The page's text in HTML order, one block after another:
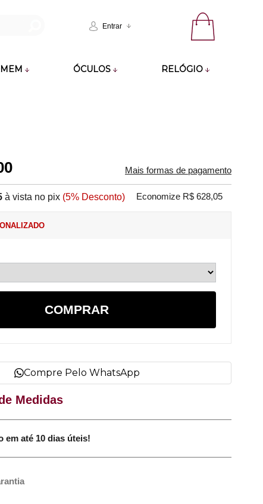
Entrar
ÓCULOS RELÓGIO
Mais formas de pagamento
à vista no pix (5% Desconto) Economize R$ 628,05
COMPRAR
Compre Pelo WhatsApp
Medidas
até 10 dias úteis!